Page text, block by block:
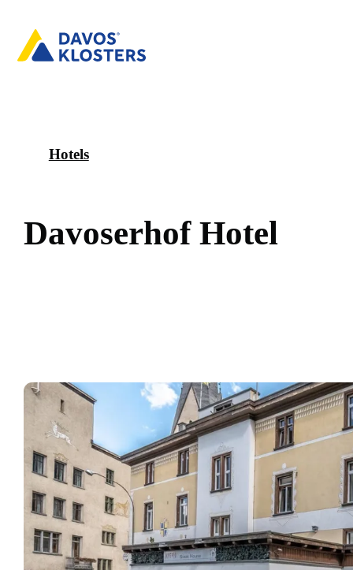
Hotels
Davoserhof Hotel